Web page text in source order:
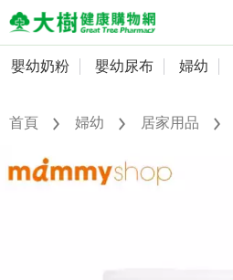
嬰幼奶粉
嬰幼尿布
婦幼
抗菌 尿布 大樹獨家 益生菌
奶瓶奶嘴
會員資料及密碼修改
常用收件人清單
訂單查詢
嬰幼奶粉 嬰幼尿布 婦幼
首頁 婦幼 居家用品